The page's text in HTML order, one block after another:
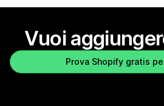
Vuoi
Prova Shopify gratis